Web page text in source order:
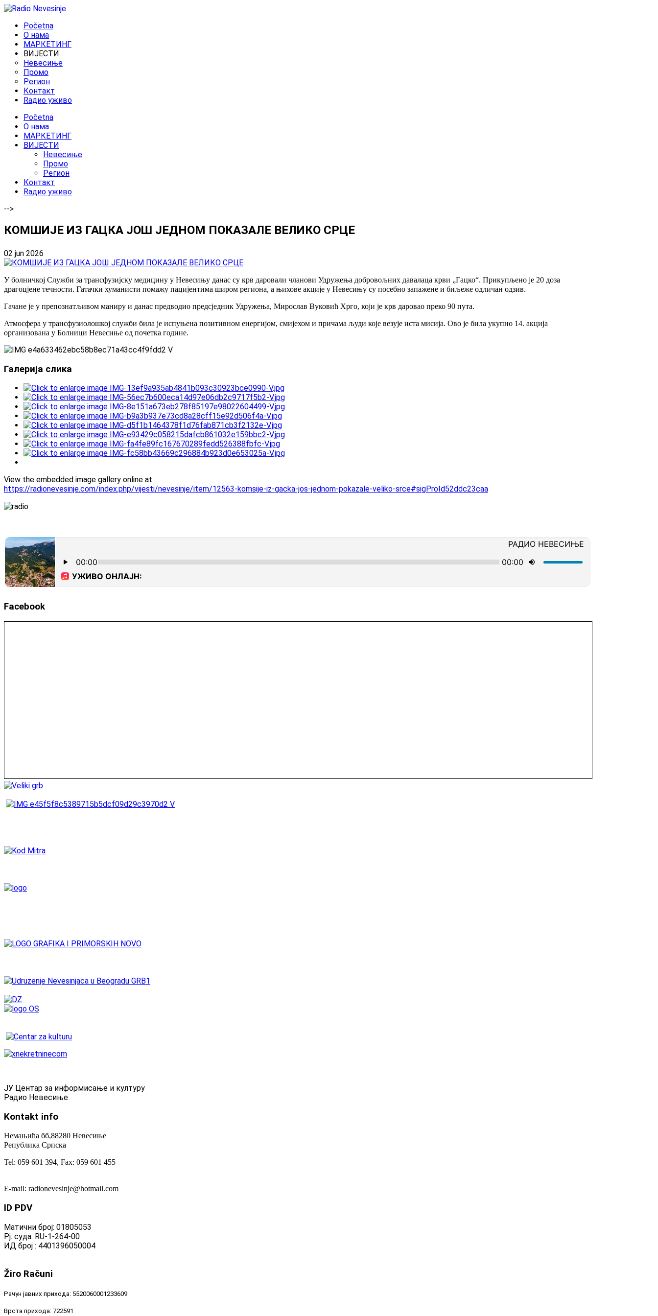
Početna
O нама
МАРКЕТИНГ
ВИЈЕСТИ
Невесиње
Промо
Регион
Контакт
Rадио уживо
Početna
O нама
МАРКЕТИНГ
ВИЈЕСТИ
Невесиње
Промо
Регион
Контакт
Rадио уживо
-->
КОМШИЈЕ ИЗ ГАЦКА ЈОШ ЈЕДНОМ ПОКАЗАЛЕ ВЕЛИКО СРЦЕ
02 jun 2026
У болничкој Служби за трансфузијску медицину у Невесињу данас су крв даровали чланови Удружења добровољних давалаца крви „Гацко“. Прикупљено је 20 доза
драгоцјене течности. Гатачки хуманисти помажу пацијентима широм региона, а њихове акције у Невесињу су посебно запажене и биљеже одличан одзив.
Гачане је у препознатљивом маниру и данас предводио предсједник Удружења, Мирослав Вуковић Хрго, који је крв даровао преко 90 пута.
Атмосфера у трансфузиолошкој служби била је испуњена позитивном енергијом, смијехом и причама људи које везује иста мисија. Ово је била укупно 14. акција
организована у Болници Невесиње од почетка године.
Галерија слика
View the embedded image gallery online at:
https://radionevesinje.com/index.php/vijesti/nevesinje/item/12563-komsije-iz-gacka-jos-jednom-pokazale-veliko-srce#sigProId52ddc23caa
Facebook
ЈУ Центар за информисање и културу
Радио Невесиње
Kontakt info
Немањића бб,88280 Невесиње
Република Српска
Tel: 059 601 394, Fax: 059 601 455
E-mail: radionevesinje@hotmail.com
ID PDV
Матични број: 01805053
Рј. суда: RU-1-264-00
ИД број : 4401396050004
Žiro Računi
Рачун јавних прихода: 5520060001233609
Врста прихода: 722591